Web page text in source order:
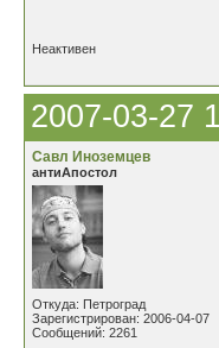
Неактивен
2007-03-27
Савл Иноземцев
антиАпостол
Откуда: Петроград
Зарегистрирован: 2006-04-07
Сообщений: 2261